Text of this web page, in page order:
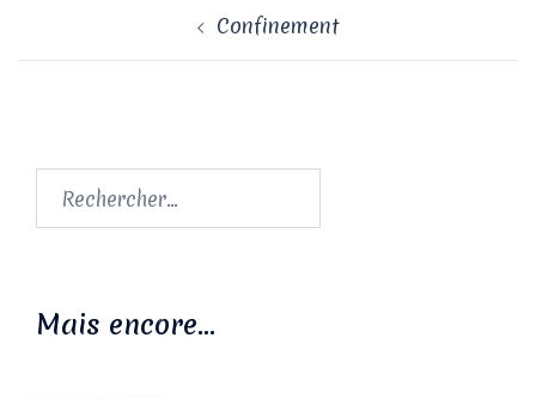
Confinement
Rechercher :
Mais encore…